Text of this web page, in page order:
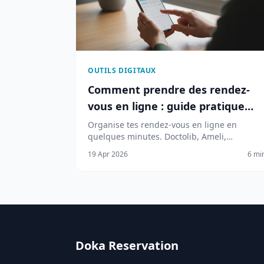
OUTILS DIGITAUX
Comment prendre des rendez-
vous en ligne : guide pratique
2026
Organise tes rendez-vous en ligne en
quelques minutes. Doctolib, Ameli,
astuces pour gagner du temps au
19 Apr 2026 6
Doka Reservation